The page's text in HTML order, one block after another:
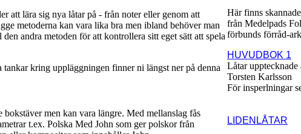
att lära sig nya låtar på - från noter eller genom att
metoderna kan vara lika bra men ibland behöver man
andra metoden för att kontrollera sitt eget sätt att spela
kring uppläggningen finner ni längst ner på denna
bokstäver men kan vara längre. Med mellanslag fås
t.ex. Polska Med John som ger polskor från
Här finns
från Medelpads
förbunds förråd-
HUVUDBOK 1
Låtar upptecknade
Torsten Karlsson
För insperlningar
LIDENLÅTAR